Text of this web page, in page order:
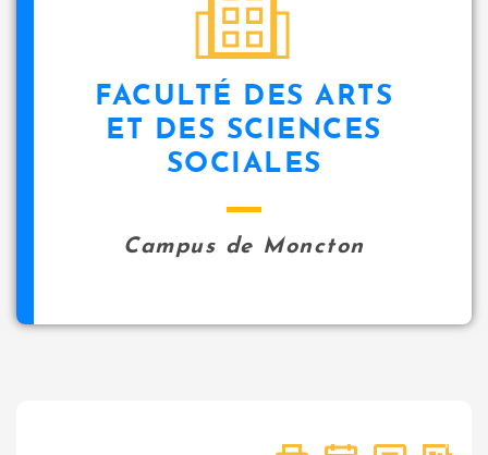
FACULTÉ DES ARTS
ET DES SCIENCES
SOCIALES
Campus de Moncton